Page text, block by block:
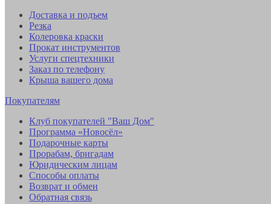
Доставка и подъем
Резка
Колеровка краски
Прокат инструментов
Услуги спецтехники
Заказ по телефону
Крыша вашего дома
Покупателям
Клуб покупателей "Ваш Дом"
Программа «Новосёл»
Подарочные карты
Прорабам, бригадам
Юридическим лицам
Способы оплаты
Возврат и обмен
Обратная связь